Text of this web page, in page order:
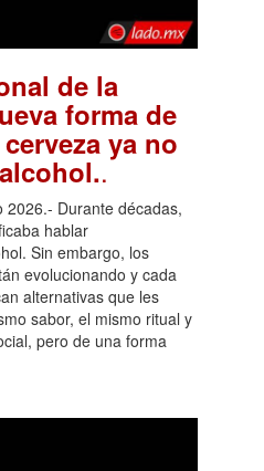
de la
forma de
ya no
.
2026.- Durante décadas,
hablar
Sin embargo, los
evolucionando y cada
alternativas que les
sabor, el mismo ritual y
pero de una forma